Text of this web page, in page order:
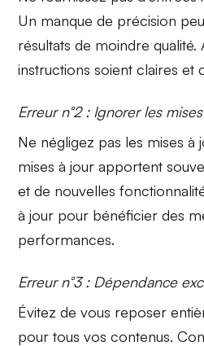
Un manque de précision
résultats de moindre qualité.
instructions soient claires et
Erreur n°2 : Ignorer les
Ne négligez pas les mises à
mises à jour apportent
et de nouvelles
à jour pour bénéficier des
performances.
Erreur n°3 : Dépendance
Évitez de vous reposer
pour tous vos contenus.